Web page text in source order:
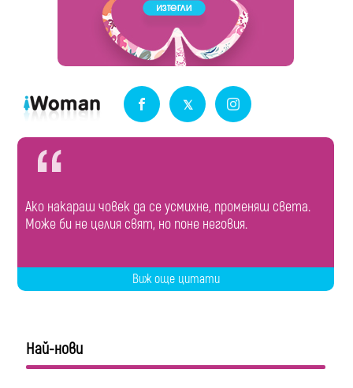
Ако накараш човек да се усмихне, променяш света.
Може би не целия свят, но поне неговия.
Виж още цитати
Най-нови